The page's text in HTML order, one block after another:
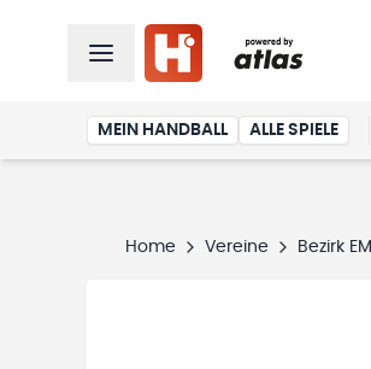
MEIN HANDBALL ALLE SPIELE
Home Vereine Bezirk EM